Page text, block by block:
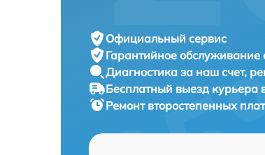
Официальный сервис
Гарантийное обслуживание
Диагностика за наш счет,
Бесплатный выезд курьера
Ремонт второстепенных